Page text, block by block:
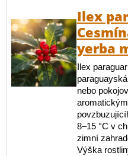
Ilex
yerba
Ilex
nebo
8–15 °C v
zimní
Výška